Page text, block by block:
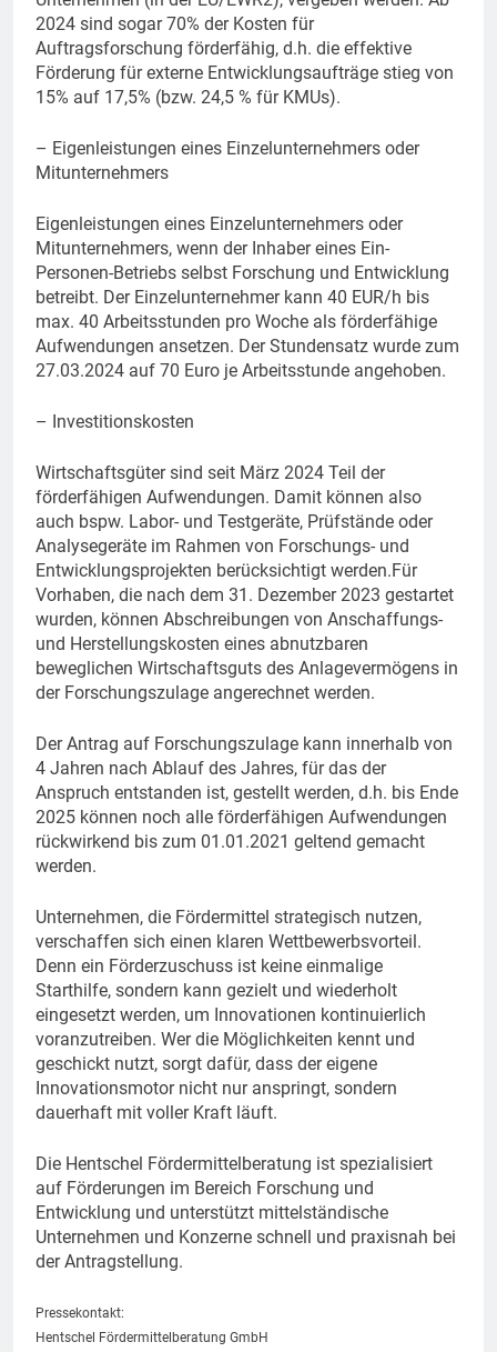
2024 sind sogar 70% der Kosten für
Auftragsforschung förderfähig, d.h. die effektive
Förderung für externe Entwicklungsaufträge stieg von
15% auf 17,5% (bzw. 24,5 % für KMUs).
– Eigenleistungen eines Einzelunternehmers oder
Mitunternehmers
Eigenleistungen eines Einzelunternehmers oder
Mitunternehmers, wenn der Inhaber eines Ein-
Personen-Betriebs selbst Forschung und Entwicklung
betreibt. Der Einzelunternehmer kann 40 EUR/h bis
max. 40 Arbeitsstunden pro Woche als förderfähige
Aufwendungen ansetzen. Der Stundensatz wurde zum
27.03.2024 auf 70 Euro je Arbeitsstunde angehoben.
– Investitionskosten
Wirtschaftsgüter sind seit März 2024 Teil der
förderfähigen Aufwendungen. Damit können also
auch bspw. Labor- und Testgeräte, Prüfstände oder
Analysegeräte im Rahmen von Forschungs- und
Entwicklungsprojekten berücksichtigt werden.Für
Vorhaben, die nach dem 31. Dezember 2023 gestartet
wurden, können Abschreibungen von Anschaffungs-
und Herstellungskosten eines abnutzbaren
beweglichen Wirtschaftsguts des Anlagevermögens in
der Forschungszulage angerechnet werden.
Der Antrag auf Forschungszulage kann innerhalb von
4 Jahren nach Ablauf des Jahres, für das der
Anspruch entstanden ist, gestellt werden, d.h. bis Ende
2025 können noch alle förderfähigen Aufwendungen
rückwirkend bis zum 01.01.2021 geltend gemacht
werden.
Unternehmen, die Fördermittel strategisch nutzen,
verschaffen sich einen klaren Wettbewerbsvorteil.
Denn ein Förderzuschuss ist keine einmalige
Starthilfe, sondern kann gezielt und wiederholt
eingesetzt werden, um Innovationen kontinuierlich
voranzutreiben. Wer die Möglichkeiten kennt und
geschickt nutzt, sorgt dafür, dass der eigene
Innovationsmotor nicht nur anspringt, sondern
dauerhaft mit voller Kraft läuft.
Die Hentschel Fördermittelberatung ist spezialisiert
auf Förderungen im Bereich Forschung und
Entwicklung und unterstützt mittelständische
Unternehmen und Konzerne schnell und praxisnah bei
der Antragstellung.
Pressekontakt:
Hentschel Fördermittelberatung GmbH